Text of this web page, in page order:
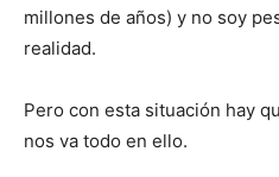
millones de años) y no soy
realidad.
Pero con esta situación hay
nos va todo en ello.